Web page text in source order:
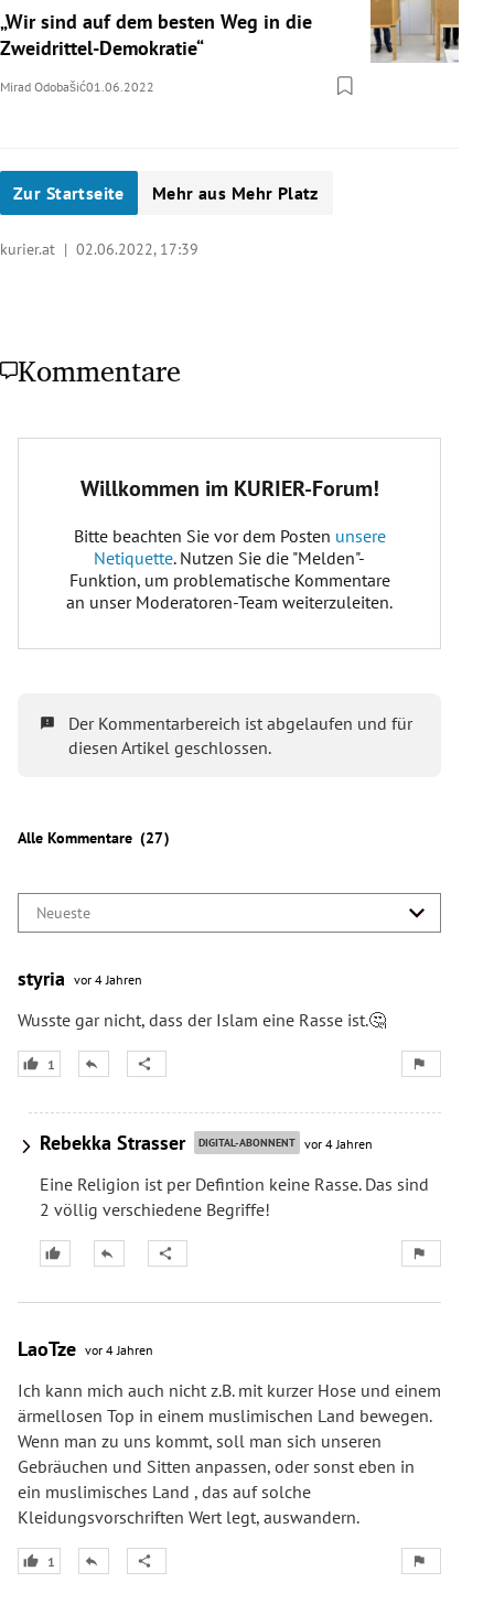
„Wir sind auf dem besten Weg in die
Zweidrittel-Demokratie“
Mirad Odobašić01.06.2022
Zur Startseite Mehr aus Mehr Platz
kurier.at | 02.06.2022, 17:39
Kommentare